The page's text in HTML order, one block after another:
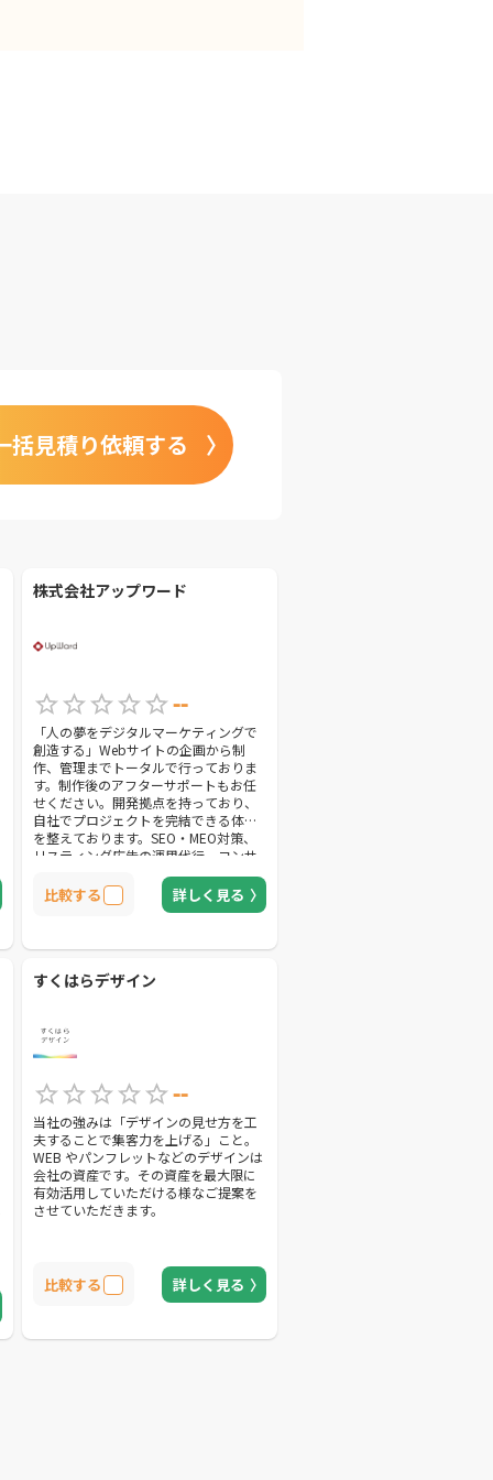
括見積り依頼する
株式会社アップワード
--
「人の夢をデジタルマーケティングで
創造する」Webサイトの企画から制
作、管理までトータルで行っておりま
す。制作後のアフターサポートもお任
せください。開発拠点を持っており、
自社でプロジェクトを完結できる体制
を整えております。SEO・MEO対策、
リスティング広告の運用代行、コンサ
ルティング、パンフレット・名刺など
のDTPデザインまで、幅広いサービス
をご提供いたします。
比較する 詳しく見る
すくはらデザイン
--
当社の強みは「デザインの見せ方を工
夫することで集客力を上げる」こと。
WEB やパンフレットなどのデザインは
会社の資産です。その資産を最大限に
有効活用していただける様なご提案を
させていただきます。
比較する 詳しく見る